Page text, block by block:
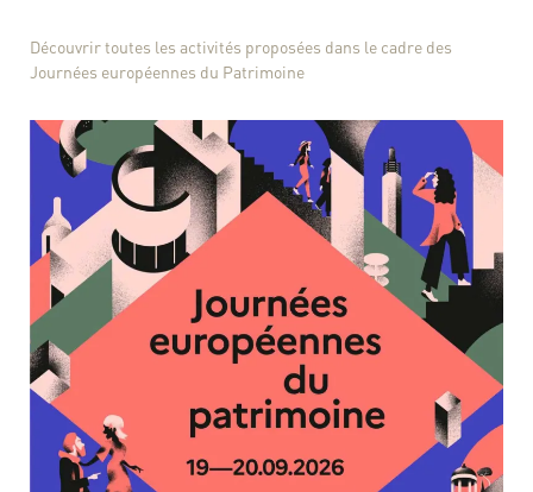
Découvrir toutes les activités proposées dans le cadre des
Journées européennes du Patrimoine